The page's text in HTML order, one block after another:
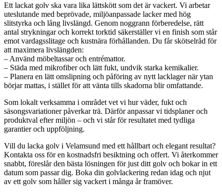
Ett lackat golv ska vara lika lättskött som det är vackert. Vi arbetar
uteslutande med beprövade, miljöanpassade lacker med hög
slitstyrka och lång livslängd. Genom noggrann förberedelse, rätt
antal strykningar och korrekt torktid säkerställer vi en finish som står
emot vardagsslitage och kustnära förhållanden. Du får skötselråd för
att maximera livslängden:
– Använd möbeltassar och entrémattor.
– Städa med mikrofiber och lätt fukt, undvik starka kemikalier.
– Planera en lätt omslipning och påföring av nytt lacklager när ytan
börjar mattas, i stället för att vänta tills skadorna blir omfattande.
Som lokalt verksamma i området vet vi hur väder, fukt och
säsongsvariationer påverkar trä. Därför anpassar vi tidsplaner och
produktval efter miljön – och vi står för resultatet med tydliga
garantier och uppföljning.
Vill du lacka golv i Velamsund med ett hållbart och elegant resultat?
Kontakta oss för en kostnadsfri besiktning och offert. Vi återkommer
snabbt, föreslår den bästa lösningen för just ditt golv och bokar in ett
datum som passar dig. Boka din golvlackering redan idag och njut
av ett golv som håller sig vackert i många år framöver.